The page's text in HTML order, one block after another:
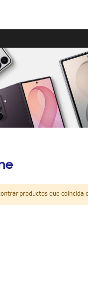
productos que coincida